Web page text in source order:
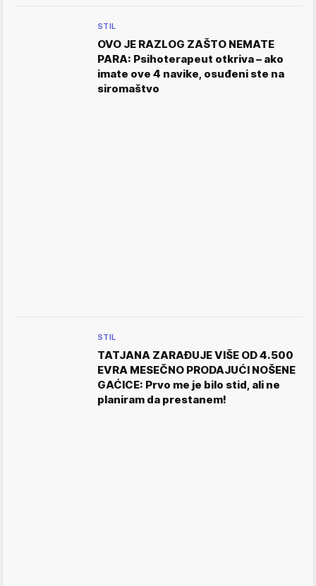
STIL
OVO JE RAZLOG ZAŠTO NEMATE
PARA: Psihoterapeut otkriva – ako
imate ove 4 navike, osuđeni ste na
siromaštvo
STIL
TATJANA ZARAĐUJE VIŠE OD 4.500
EVRA MESEČNO PRODAJUĆI NOŠENE
GAĆICE: Prvo me je bilo stid, ali ne
planiram da prestanem!